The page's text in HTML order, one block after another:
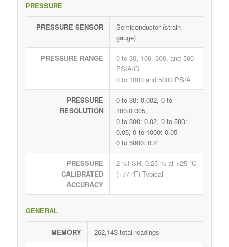
PRESSURE
PRESSURE SENSOR
Semiconductor (strain
gauge)
PRESSURE RANGE
0 to 30, 100, 300, and 500
PSIA/G
0 to 1000 and 5000 PSIA
PRESSURE
RESOLUTION
0 to 30: 0.002, 0 to
100:0.005,
0 to 300: 0.02, 0 to 500:
0.05, 0 to 1000: 0.05
0 to 5000: 0.2
PRESSURE
CALIBRATED
ACCURACY
2 %FSR, 0.25 % at +25 °C
(+77 °F) Typical
GENERAL
MEMORY 262,143 total readings